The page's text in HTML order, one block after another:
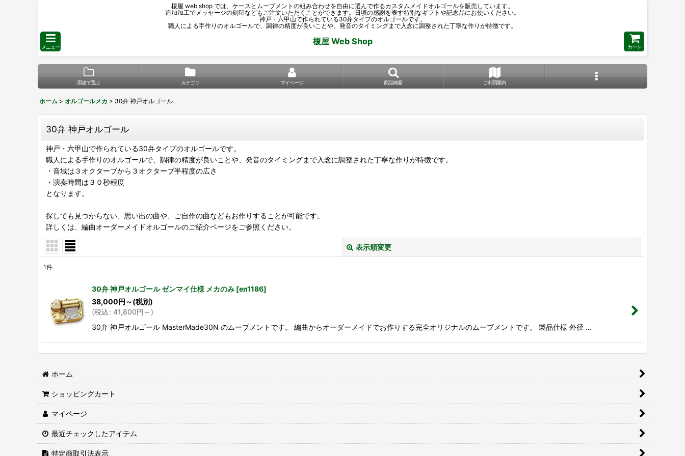
榎屋 web shop では、ケースとムーブメントの組み合わせを自由に選んで作るカスタムメイドオルゴールを販売しています。
追加加工でメッセージの刻印などもご注文いただくことができます。日頃の感謝を表す特別なギフトや記念品にお使いください。
神戸・六甲山で作られている30弁タイプのオルゴールです。
職人による手作りのオルゴールで、調律の精度が良いことや、発音のタイミングまで入念に調整された丁寧な作りが特徴です。
メニュー
榎屋 Web Shop
カート
用途で選ぶ カテゴリ マイページ 商品検索 ご利用案内
ホーム > オルゴールメカ > 30弁 神戸オルゴール
30弁 神戸オルゴール
神戸・六甲山で作られている30弁タイプのオルゴールです。
職人による手作りのオルゴールで、調律の精度が良いことや、発音のタイミングまで入念に調整された丁寧な作りが特徴です。
・音域は３オクターブから３オクターブ半程度の広さ
・演奏時間は３０秒程度
となります。
探しても見つからない、思い出の曲や、ご自作の曲などもお作りすることが可能です。
詳しくは、編曲オーダーメイドオルゴールのご紹介ページをご参照ください。
表示順変更
並び順:
絞り込む
1件
30弁 神戸オルゴール ゼンマイ仕様 メカのみ [en1186]
38,000円 ～(税別)
(税込: 41,800円 ～ )
30弁 神戸オルゴール MasterMade30N のムーブメントです。 編曲からオーダーメイドでお作りする完全オリジナルのムーブメントです。 製品仕様 外径 …
ホーム
ショッピングカート
マイページ
最近チェックしたアイテム
特定商取引法表示